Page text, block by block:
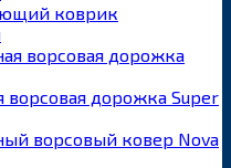
коврик
ворсовая дорожка Super